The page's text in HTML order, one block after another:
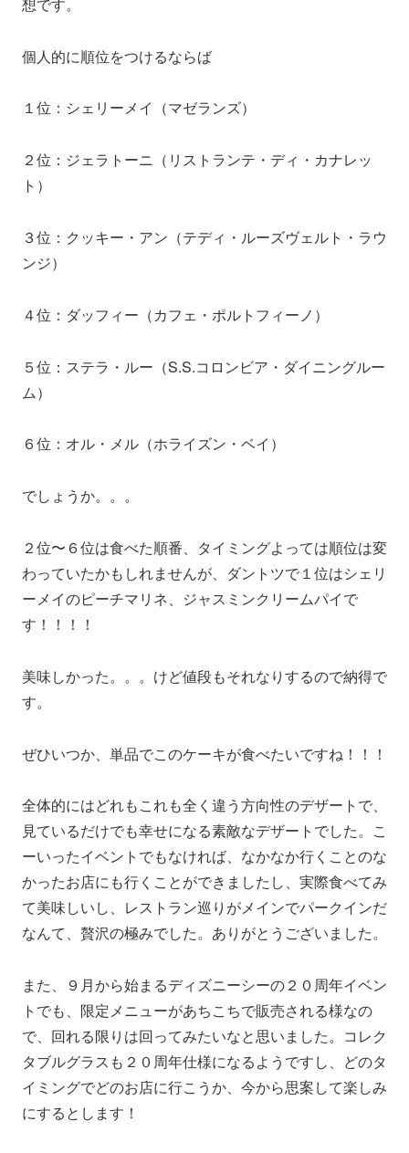
個人的に順位をつけるならば
１位：シェリーメイ（マゼランズ）
２位：ジェラトーニ（リストランテ・ディ・カナレッ
ト）
３位：クッキー・アン（テディ・ルーズヴェルト・ラウ
ンジ）
４位：ダッフィー（カフェ・ポルトフィーノ）
５位：ステラ・ルー（S.S.コロンビア・ダイニングルー
ム）
６位：オル・メル（ホライズン・ベイ）
でしょうか。。。
２位〜６位は食べた順番、タイミングよっては順位は変
わっていたかもしれませんが、ダントツで１位はシェリ
ーメイのピーチマリネ、ジャスミンクリームパイで
す！！！！
美味しかった。。。けど値段もそれなりするので納得で
す。
ぜひいつか、単品でこのケーキが食べたいですね！！！
全体的にはどれもこれも全く違う方向性のデザートで、
見ているだけでも幸せになる素敵なデザートでした。こ
ーいったイベントでもなければ、なかなか行くことのな
かったお店にも行くことができましたし、実際食べてみ
て美味しいし、レストラン巡りがメインでパークインだ
なんて、贅沢の極みでした。ありがとうございました。
また、９月から始まるディズニーシーの２０周年イベン
トでも、限定メニューがあちこちで販売される様なの
で、回れる限りは回ってみたいなと思いました。コレク
タブルグラスも２０周年仕様になるようですし、どのタ
イミングでどのお店に行こうか、今から思案して楽しみ
にするとします！